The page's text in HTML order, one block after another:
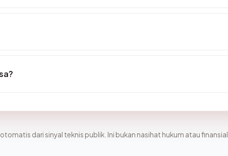
dari sinyal teknis publik. Ini bukan nasihat hukum atau finansial.